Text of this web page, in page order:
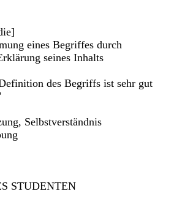
eines Begriffes durch
seines Inhalts
des Begriffs ist sehr gut
Selbstverständnis
STUDENTEN